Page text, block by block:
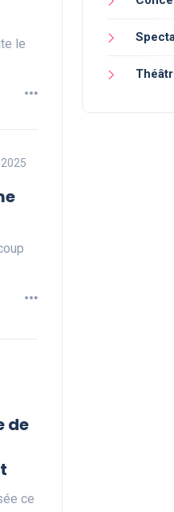
le
de
ce